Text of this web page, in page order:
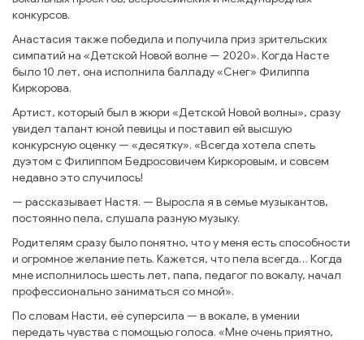
конкурсов.
Анастасия также победила и получила приз зрительских
симпатий на «Детской Новой волне — 2020». Когда Насте
было 10 лет, она исполнила балладу «Снег» Филиппа
Киркорова.
Артист, который был в жюри «Детской Новой волны», сразу
увидел талант юной певицы и поставил ей высшую
конкурсную оценку — «десятку». «Всегда хотела спеть
дуэтом с Филиппом Бедросовичем Киркоровым, и совсем
недавно это случилось!
— рассказывает Настя. — Выросла я в семье музыкантов,
постоянно пела, слушала разную музыку.
Родителям сразу было понятно, что у меня есть способности
и огромное желание петь. Кажется, что пела всегда… Когда
мне исполнилось шесть лет, папа, педагог по вокалу, начал
профессионально заниматься со мной».
По словам Насти, её суперсила — в вокале, в умении
передать чувства с помощью голоса. «Мне очень приятно,